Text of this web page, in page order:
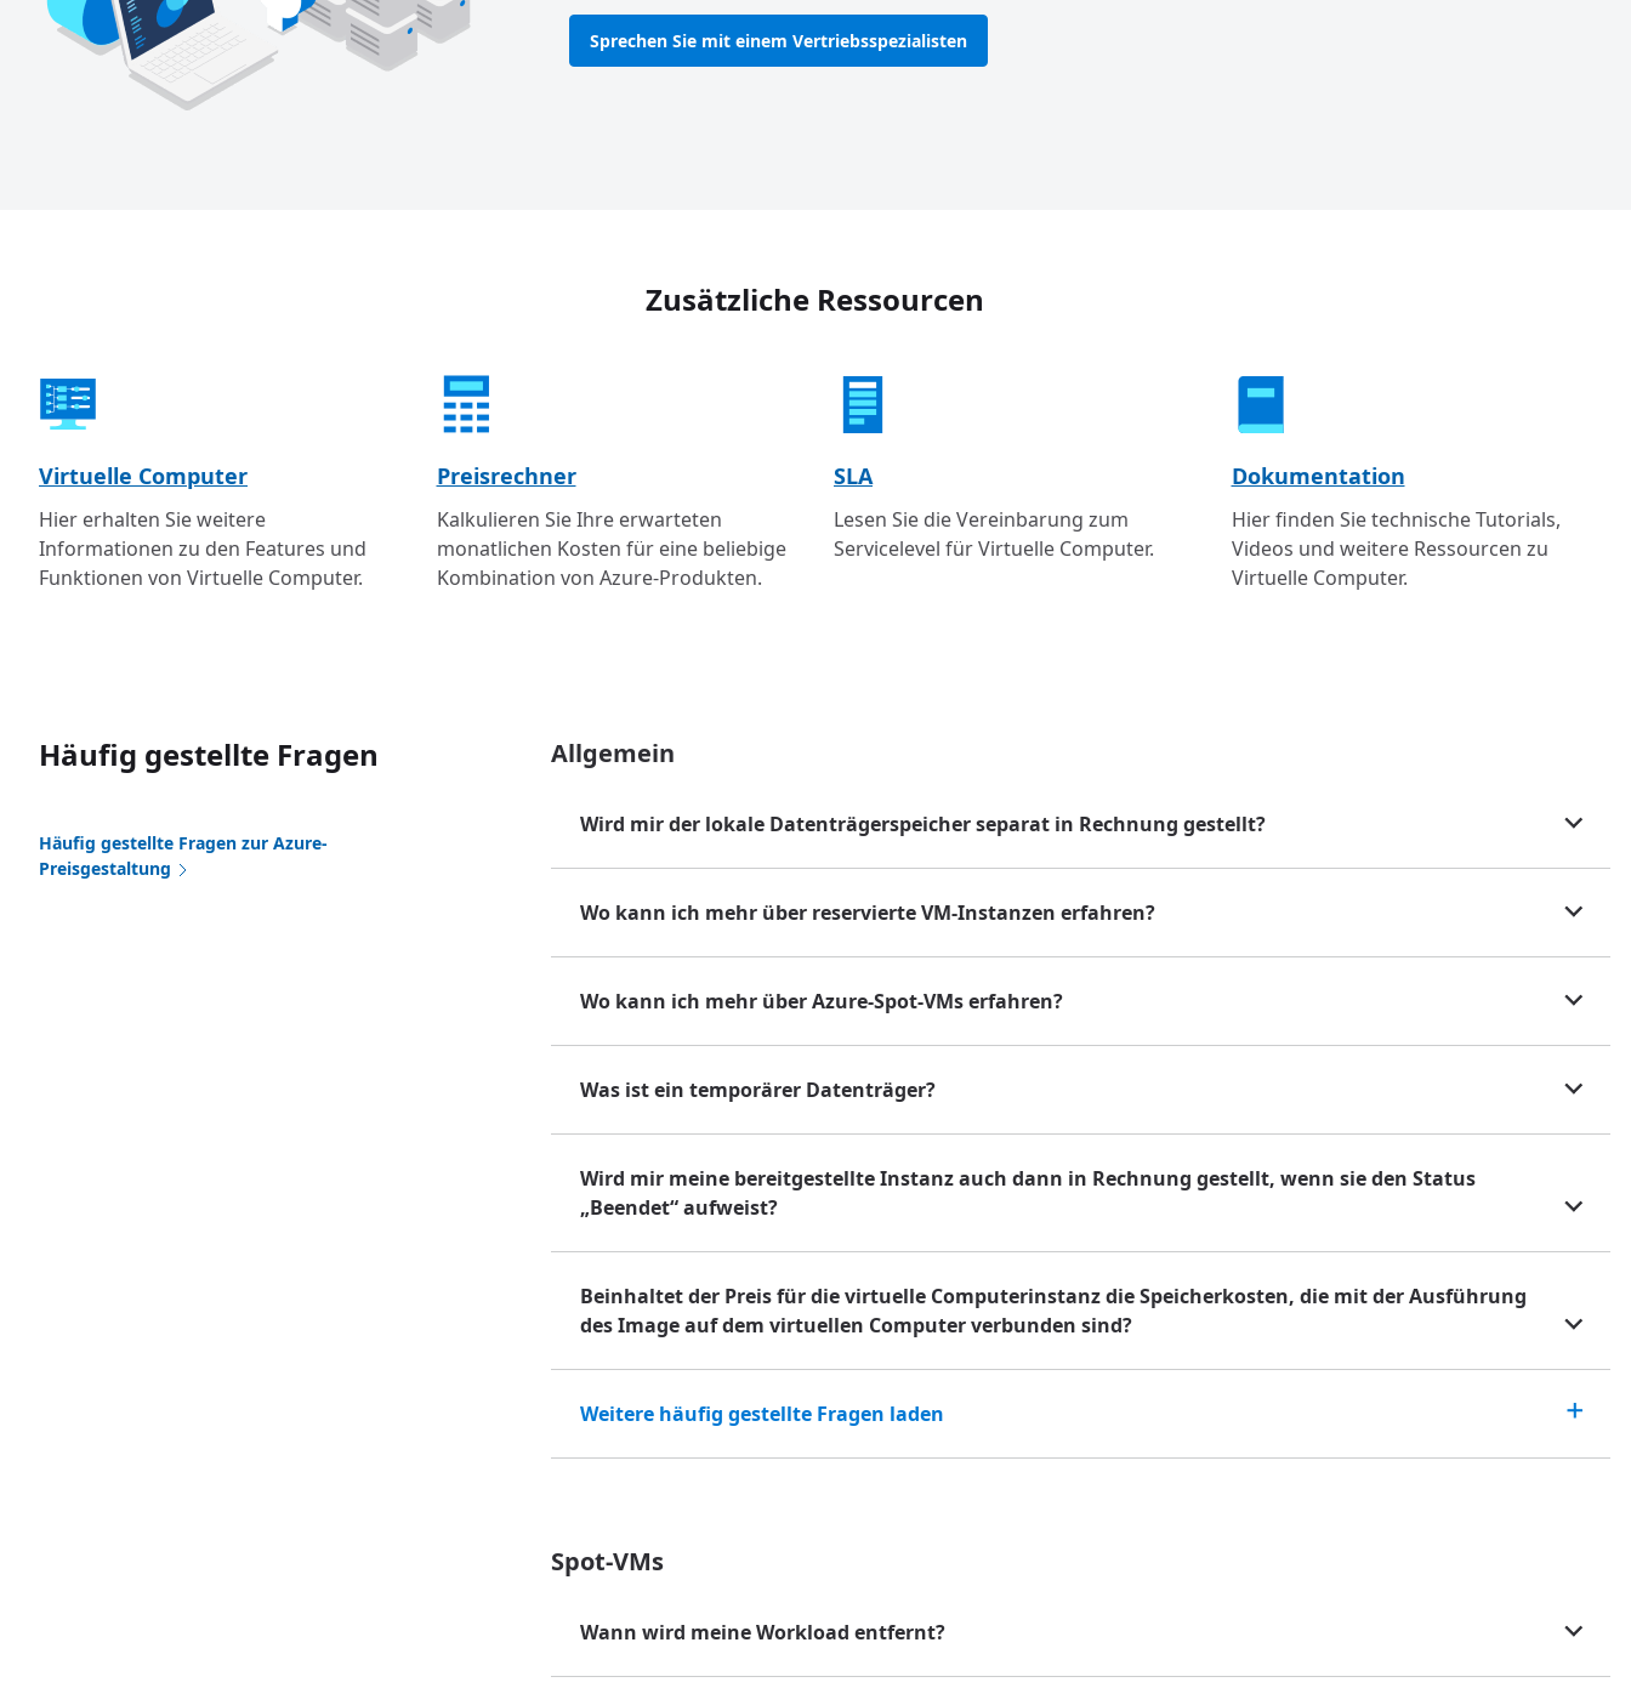
Sprechen Sie mit einem Vertriebsspezialisten
Zusätzliche Ressourcen
Virtuelle Computer
Hier erhalten Sie weitere
Informationen zu den Features und
Funktionen von Virtuelle Computer.
Preisrechner
Kalkulieren Sie Ihre erwarteten
monatlichen Kosten für eine beliebige
Kombination von Azure-Produkten.
SLA
Lesen Sie die Vereinbarung zum
Servicelevel für Virtuelle Computer.
Dokumentation
Hier finden Sie technische Tutorials,
Videos und weitere Ressourcen zu
Virtuelle Computer.
Häufig gestellte Fragen
Häufig gestellte Fragen zur Azure-
Preisgestaltung
Allgemein
Wird mir der lokale Datenträgerspeicher separat in Rechnung gestellt?
Wo kann ich mehr über reservierte VM-Instanzen erfahren?
Wo kann ich mehr über Azure-Spot-VMs erfahren?
Was ist ein temporärer Datenträger?
Wird mir meine bereitgestellte Instanz auch dann in Rechnung gestellt, wenn sie den Status
„Beendet“ aufweist?
Beinhaltet der Preis für die virtuelle Computerinstanz die Speicherkosten, die mit der Ausführung
des Image auf dem virtuellen Computer verbunden sind?
Weitere häufig gestellte Fragen laden
Spot-VMs
Wann wird meine Workload entfernt?